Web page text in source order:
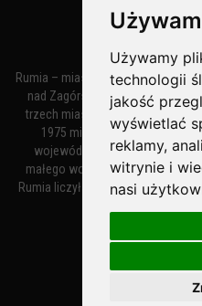
Używamy
technologii
jakość
wyświetlać
reklamy,
witrynie i
nasi
Rumia – miasto w województwie
nad Zagórską Strugą. Z miastami
trzech miast zwany Małym
1975 miasto administracyjnie
województwa gdańskiego, a w
małego województwa
Rumia liczyła 48 632